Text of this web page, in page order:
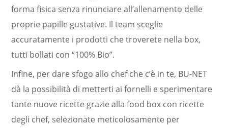
forma fisica senza rinunciare all’allenamento delle
proprie papille gustative. Il team sceglie
accuratamente i prodotti che troverete nella box,
tutti bollati con “100% Bio”.
Infine, per dare sfogo allo chef che c’è in te, BU-NET
dà la possibilità di metterti ai fornelli e sperimentare
tante nuove ricette grazie alla food box con ricette
degli chef, selezionate meticolosamente per